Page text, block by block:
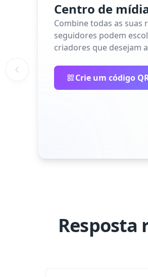
Centro de
Combine todas as suas
seguidores podem
criadores que desejam
Crie um código
Resposta